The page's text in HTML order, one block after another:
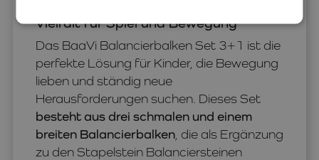
Vielfalt für Spiel und Bewegung
Das BaaVi Balancierbalken Set 3+1 ist die
perfekte Lösung für Kinder, die Bewegung
lieben und ständig neue
Herausforderungen suchen. Dieses Set
besteht aus drei schmalen und einem
breiten Balancierbalken , die als Ergänzung
zu den Stapelstein Balanciersteinen